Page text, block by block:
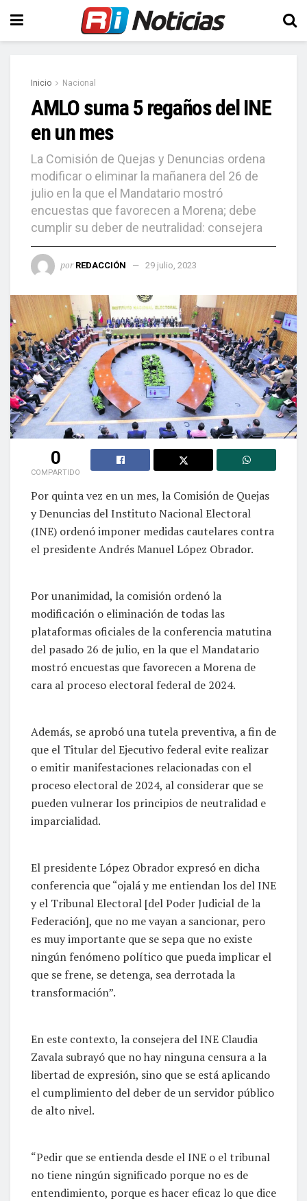
Inicio Nacional
AMLO suma 5 regaños del INE
en un mes
La Comisión de Quejas y Denuncias ordena
modificar o eliminar la mañanera del 26 de
julio en la que el Mandatario mostró
encuestas que favorecen a Morena; debe
cumplir su deber de neutralidad: consejera
por REDACCIÓN 29 julio, 2023
0
COMPARTIDO
Por quinta vez en un mes, la Comisión de Quejas
y Denuncias del Instituto Nacional Electoral
(INE) ordenó imponer medidas cautelares contra
el presidente Andrés Manuel López Obrador.
Por unanimidad, la comisión ordenó la
modificación o eliminación de todas las
plataformas oficiales de la conferencia matutina
del pasado 26 de julio, en la que el Mandatario
mostró encuestas que favorecen a Morena de
cara al proceso electoral federal de 2024.
Además, se aprobó una tutela preventiva, a fin de
que el Titular del Ejecutivo federal evite realizar
o emitir manifestaciones relacionadas con el
proceso electoral de 2024, al considerar que se
pueden vulnerar los principios de neutralidad e
imparcialidad.
El presidente López Obrador expresó en dicha
conferencia que “ojalá y me entiendan los del INE
y el Tribunal Electoral [del Poder Judicial de la
Federación], que no me vayan a sancionar, pero
es muy importante que se sepa que no existe
ningún fenómeno político que pueda implicar el
que se frene, se detenga, sea derrotada la
transformación”.
En este contexto, la consejera del INE Claudia
Zavala subrayó que no hay ninguna censura a la
libertad de expresión, sino que se está aplicando
el cumplimiento del deber de un servidor público
de alto nivel.
“Pedir que se entienda desde el INE o el tribunal
no tiene ningún significado porque no es de
entendimiento, porque es hacer eficaz lo que dice